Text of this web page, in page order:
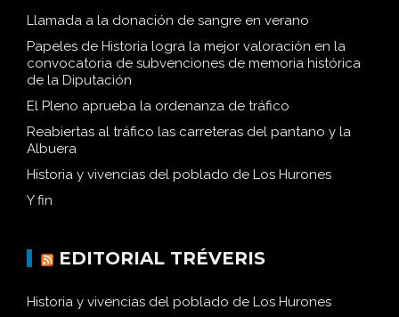
Llamada a la donación de sangre en verano
Papeles de Historia logra la mejor valoración en la
convocatoria de subvenciones de memoria histórica
de la Diputación
El Pleno aprueba la ordenanza de tráfico
Reabiertas al tráfico las carreteras del pantano y la
Albuera
Historia y vivencias del poblado de Los Hurones
Y fin
EDITORIAL TRÉVERIS
Historia y vivencias del poblado de Los Hurones